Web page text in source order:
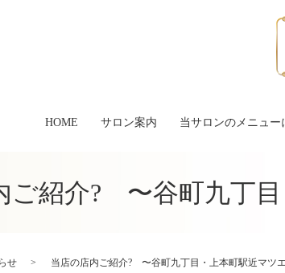
HOME サロン案内 当サロンのメニュー
ご紹介? 〜谷町九丁
せ 当店の店内ご紹介? 〜谷町九丁目・上本町駅近マツ